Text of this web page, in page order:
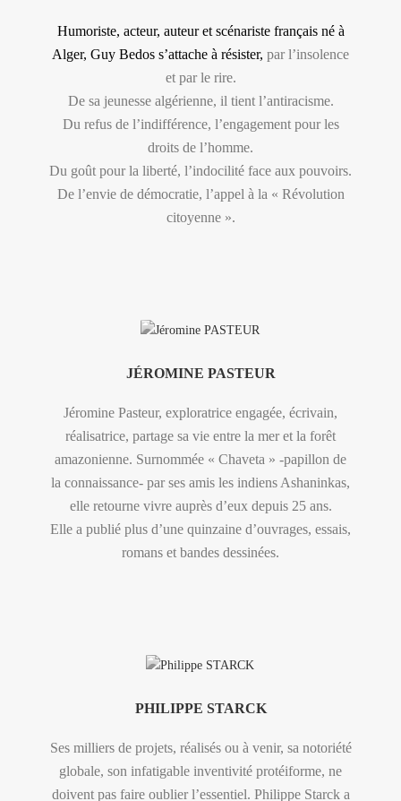
Humoriste, acteur, auteur et scénariste français né à
Alger, Guy Bedos s’attache à résister, par l’insolence
et par le rire.
De sa jeunesse algérienne, il tient l’antiracisme.
Du refus de l’indifférence, l’engagement pour les
droits de l’homme.
Du goût pour la liberté, l’indocilité face aux pouvoirs.
De l’envie de démocratie, l’appel à la « Révolution
citoyenne ».
JÉROMINE PASTEUR
Jéromine Pasteur, exploratrice engagée, écrivain,
réalisatrice, partage sa vie entre la mer et la forêt
amazonienne. Surnommée « Chaveta » -papillon de
la connaissance- par ses amis les indiens Ashaninkas,
elle retourne vivre auprès d’eux depuis 25 ans.
Elle a publié plus d’une quinzaine d’ouvrages, essais,
romans et bandes dessinées.
PHILIPPE STARCK
Ses milliers de projets, réalisés ou à venir, sa notoriété
globale, son infatigable inventivité protéiforme, ne
doivent pas faire oublier l’essentiel. Philippe Starck a